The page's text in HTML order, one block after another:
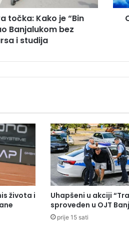
točka: Kako je “Bin
Banjalukom bez
i studija
t
a
o
p
l
o
t
n
i
t
a
l
života i
Uhapšeni u akciji
sproveden u OJT
prije 15 sati